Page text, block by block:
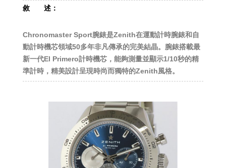
敘 述：
Chronomaster Sport腕錶是Zenith在運動計時腕錶和自
動計時機芯領域50多年非凡傳承的完美結晶。腕錶搭載最
新一代El Primero計時機芯，能夠測量並顯示1/10秒的精
準計時，精美設計呈現時尚而獨特的Zenith風格。